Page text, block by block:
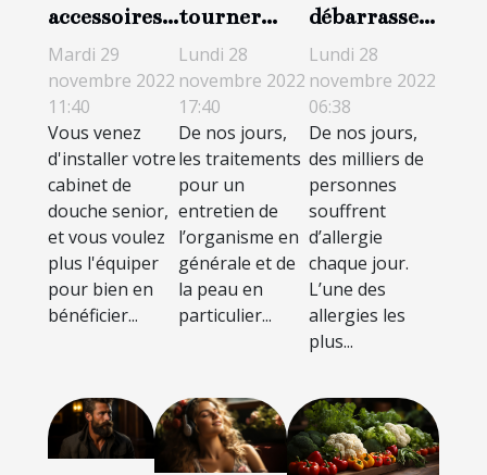
accessoires
que vous
pouvez
choisir pour
votre
douche
senior
Mardi 29
novembre 2022
11:40
Vous venez
d'installer votre
cabinet de
douche senior,
et vous voulez
plus l'équiper
pour bien en
bénéficier...
tourner
pour des
traitements
corporels et
soins de
santé ?
Lundi 28
novembre 2022
17:40
De nos jours,
les traitements
pour un
entretien de
l’organisme en
générale et de
la peau en
particulier...
débarrasser
des allergies
au pollen ?
Lundi 28
novembre 2022
06:38
De nos jours,
des milliers de
personnes
souffrent
d’allergie
chaque jour.
L’une des
allergies les
plus...